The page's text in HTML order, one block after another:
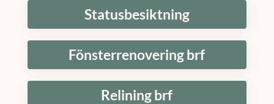
Statusbesiktning
Fönsterrenovering brf
Relining brf